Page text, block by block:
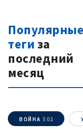
Популярные
теги за
последний
месяц
ВОЙНА 502